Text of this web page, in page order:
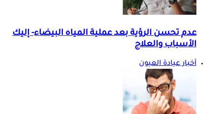
عدم تحسن الرؤية بعد عملية المياه البيضاء- إليك
الأسباب والعلاج
أخبار عيادة العيون